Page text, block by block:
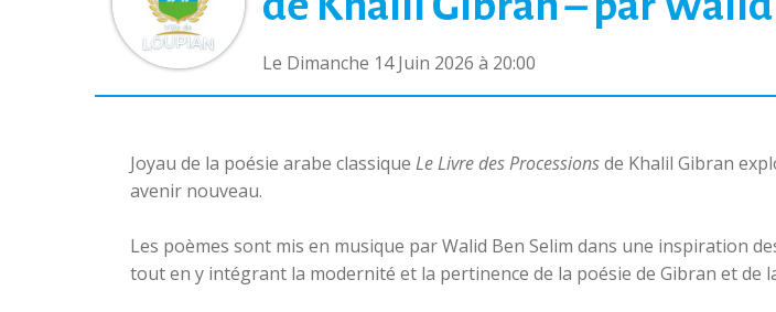
Le Dimanche 14 Juin 2026 à 20:00
Joyau de la poésie arabe classique Le Livre des Processionsde Khalil Gibran
avenir nouveau.
Les poèmes sont mis en musique par Walid Ben Selim dans une inspiration
tout en y intégrant la modernité et la pertinence de la poésie de Gibran et de